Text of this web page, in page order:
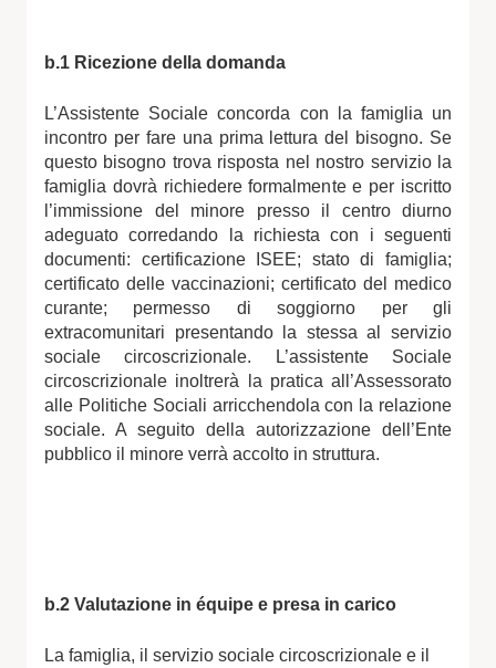
b.1 Ricezione della domanda
L’Assistente Sociale concorda con la famiglia un
incontro per fare una prima lettura del bisogno. Se
questo bisogno trova risposta nel nostro servizio la
famiglia dovrà richiedere formalmente e per iscritto
l’immissione del minore presso il centro diurno
adeguato corredando la richiesta con i seguenti
documenti: certificazione ISEE; stato di famiglia;
certificato delle vaccinazioni; certificato del medico
curante; permesso di soggiorno per gli
extracomunitari presentando la stessa al servizio
sociale circoscrizionale. L’assistente Sociale
circoscrizionale inoltrerà la pratica all’Assessorato
alle Politiche Sociali arricchendola con la relazione
sociale. A seguito della autorizzazione dell’Ente
pubblico il minore verrà accolto in struttura.
b.2 Valutazione in équipe e presa in carico
La famiglia, il servizio sociale circoscrizionale e il